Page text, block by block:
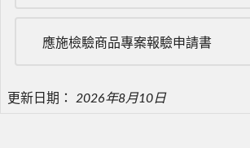
應施檢驗商品專案報驗申請書
更新日期： 2026年8月10日